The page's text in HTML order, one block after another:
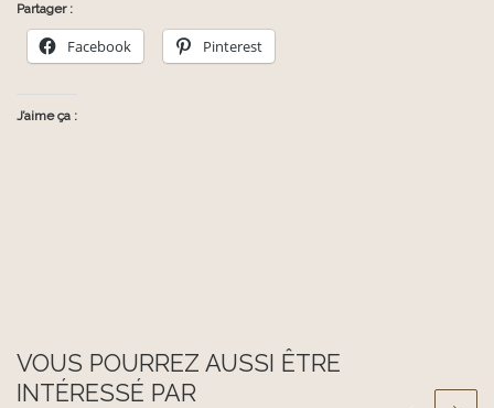
Partager :
Facebook Pinterest
J’aime ça :
VOUS POURREZ AUSSI ÊTRE
INTÉRESSÉ PAR